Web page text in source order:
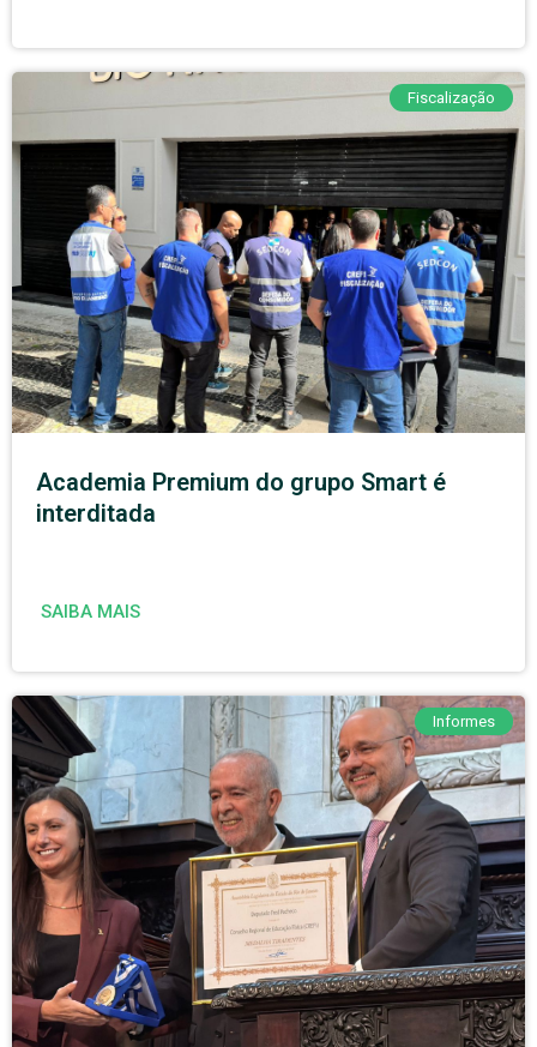
Fiscalização
Academia Premium do grupo Smart é
interditada
SAIBA MAIS
Informes